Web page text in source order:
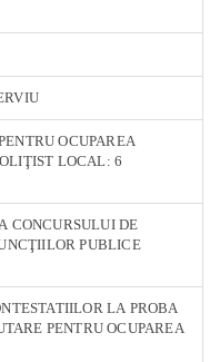
OCUPAREA
LOCAL: 6
CONCURSULUI DE
PUBLICE
LA PROBA
PENTRU OCUPAREA